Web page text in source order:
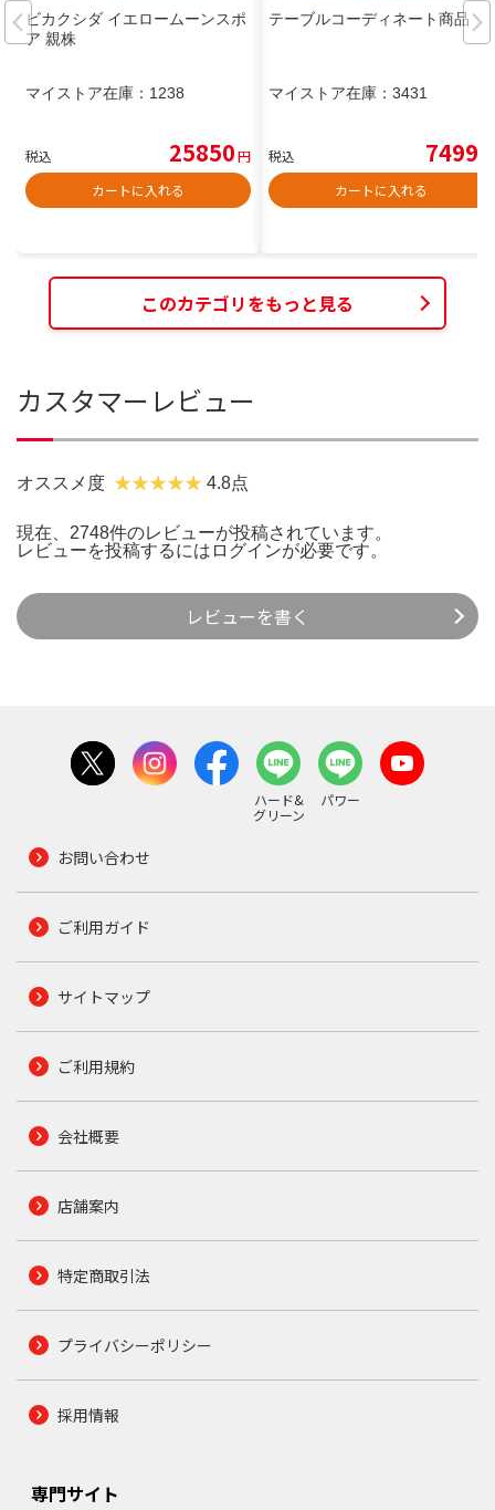
ビカクシダ イエロームーンスポ
ア 親株
マイストア在庫： 1238
税込 25850円
カートに入れる
テーブルコーディネート商品
マイストア在庫： 3431
税込 7499
カートに入れる
このカテゴリをもっと見る
カスタマーレビュー
オススメ度 4.8点
現在、2748件のレビューが投稿されています。
レビューを投稿するには ログインが必要です。
レビューを書く
ハード&
グリーン
パワー
お問い合わせ
ご利用ガイド
サイトマップ
ご利用規約
会社概要
店舗案内
特定商取引法
プライバシーポリシー
採用情報
専門サイト